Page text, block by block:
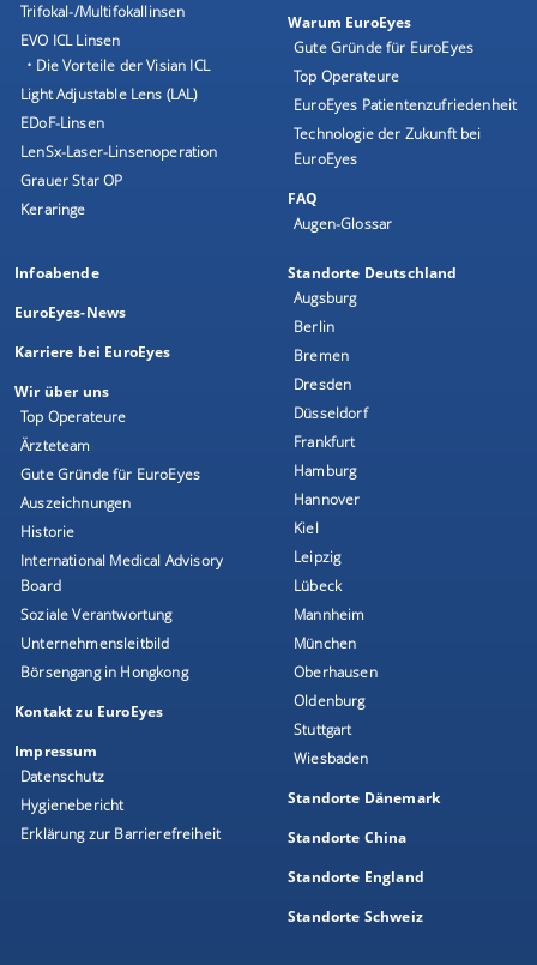
Trifokal-/Multifokallinsen
EVO ICL Linsen
• Die Vorteile der Visian ICL
Light Adjustable Lens (LAL)
EDoF-Linsen
LenSx-Laser-Linsenoperation
Grauer Star OP
Keraringe
Warum EuroEyes
Gute Gründe für EuroEyes
Top Operateure
EuroEyes Patientenzufriedenheit
Technologie der Zukunft bei
EuroEyes
FAQ
Augen-Glossar
Infoabende
EuroEyes-News
Karriere bei EuroEyes
Wir über uns
Top Operateure
Ärzteteam
Gute Gründe für EuroEyes
Auszeichnungen
Historie
International Medical Advisory
Board
Soziale Verantwortung
Unternehmensleitbild
Börsengang in Hongkong
Kontakt zu EuroEyes
Impressum
Datenschutz
Hygienebericht
Erklärung zur Barrierefreiheit
Standorte Deutschland
Augsburg
Berlin
Bremen
Dresden
Düsseldorf
Frankfurt
Hamburg
Hannover
Kiel
Leipzig
Lübeck
Mannheim
München
Oberhausen
Oldenburg
Stuttgart
Wiesbaden
Standorte Dänemark
Standorte China
Standorte England
Standorte Schweiz